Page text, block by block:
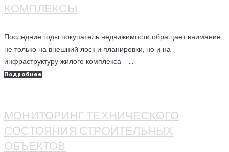
КОМПЛЕКСЫ
Последние годы покупатель недвижимости обращает внимание
не только на внешний лоск и планировки, но и на
инфраструктуру жилого комплекса – ...
Подробнее
МОНИТОРИНГ ТЕХНИЧЕСКОГО
СОСТОЯНИЯ СТРОИТЕЛЬНЫХ
ОБЪЕКТОВ